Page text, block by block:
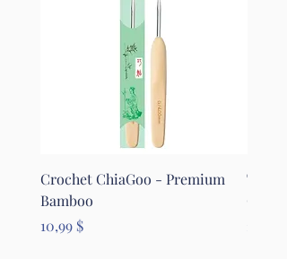
Crochet ChiaGoo - Premium
Bamboo
Prix
10,99 $
Tapis
Clover